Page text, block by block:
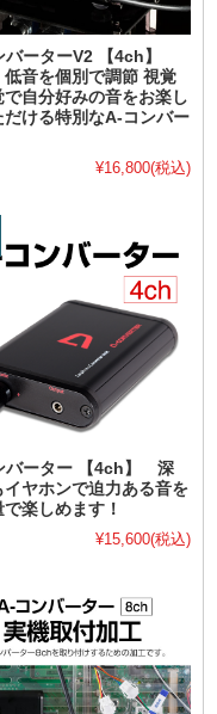
バーターV2 【4ch】
低音を個別で調節 視覚
で自分好みの音をお楽し
だける特別なA-コンバー
¥16,800(税込)
バーター 【4ch】 深
イヤホンで迫力ある音を
で楽しめます！
¥15,600(税込)